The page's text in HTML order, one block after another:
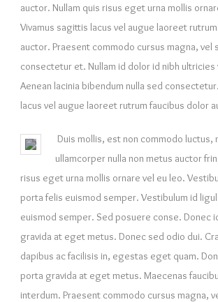
auctor. Nullam quis risus eget urna mollis
Vivamus sagittis lacus vel augue laoreet
auctor. Praesent commodo cursus magna, vel
consectetur et. Nullam id dolor id nibh ultricies
Aenean lacinia bibendum nulla sed
lacus vel augue laoreet rutrum faucibus dolor
Duis mollis, est non commodo luctus,
ullamcorper nulla non metus auctor
risus eget urna mollis ornare vel eu leo.
porta felis euismod semper. Vestibulum id
euismod semper. Sed posuere conse. Donec
gravida at eget metus. Donec sed odio dui.
dapibus ac facilisis in, egestas eget quam.
porta gravida at eget metus. Maecenas
interdum. Praesent commodo cursus magna,